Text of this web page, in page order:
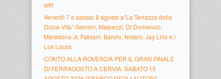
altri
Venerdì 7 e sabato 8 agosto a”La Terrazza della
Dolce Vita” Gelmini, Malpezzi, Di Domenico,
Maradona Jr, Fabiani, Barolo, Notaro, Jay Lillo e i
Los Locos
CONTO ALLA ROVESCIA PER IL GRAN FINALE
DI FERRAGOSTO A CERVIA. SABATO 15